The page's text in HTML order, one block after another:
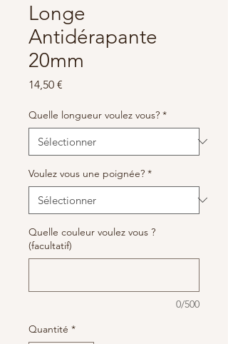
Longe
Antidérapante
20mm
14,50 €
Quelle longueur voulez vous? *
Voulez vous une poignée? *
Quelle couleur voulez vous ?
(facultatif)
0/500
Quantité *